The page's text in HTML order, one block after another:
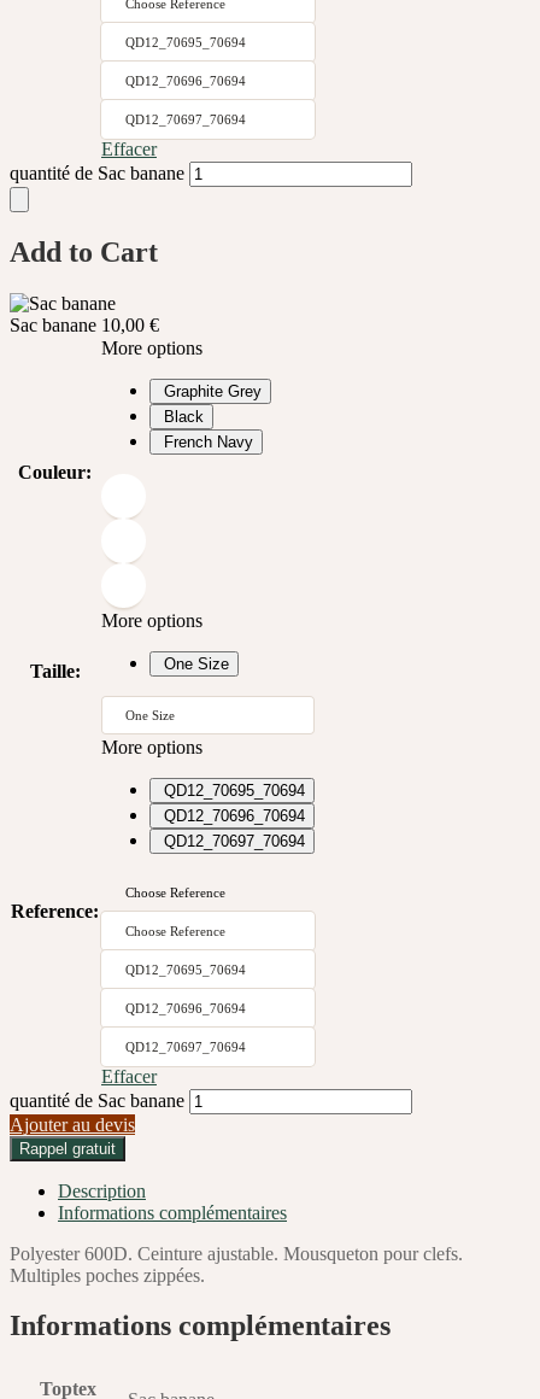
Choose Reference
QD12_70695_70694
QD12_70696_70694
QD12_70697_70694
Effacer
quantité de Sac banane
Add to Cart
Sac banane 10,00 €
Couleur:
More options
Graphite Grey
Black
French Navy
Taille:
More options
One Size
One Size
Reference:
More options
QD12_70695_70694
QD12_70696_70694
QD12_70697_70694
Choose Reference
Choose Reference
QD12_70695_70694
QD12_70696_70694
QD12_70697_70694
Effacer
quantité de Sac banane
Ajouter au devis
Rappel gratuit
Description
Informations complémentaires
Polyester 600D. Ceinture ajustable. Mousqueton pour clefs.
Multiples poches zippées.
Informations complémentaires
Toptex